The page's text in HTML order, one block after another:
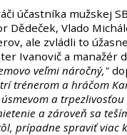
účastníka mužskej
Dědeček, Vlado
ale zvládli to
Ivanovič a manažér
veľmi náročný,"
trénerom a hráčom
a
a zároveň sa
prípadne spraviť viac